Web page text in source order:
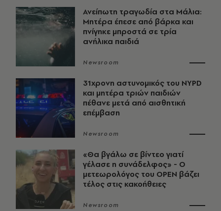
Ανείπωτη τραγωδία στα Μάλια:
Μητέρα έπεσε από βάρκα και
πνίγηκε μπροστά σε τρία
ανήλικα παιδιά
Newsroom
31χρονη αστυνομικός του NYPD
και μητέρα τριών παιδιών
πέθανε μετά από αισθητική
επέμβαση
Newsroom
«Θα βγάλω σε βίντεο γιατί
γέλασε η συνάδελφος» - Ο
μετεωρολόγος του OPEN βάζει
τέλος στις κακοήθειες
Newsroom